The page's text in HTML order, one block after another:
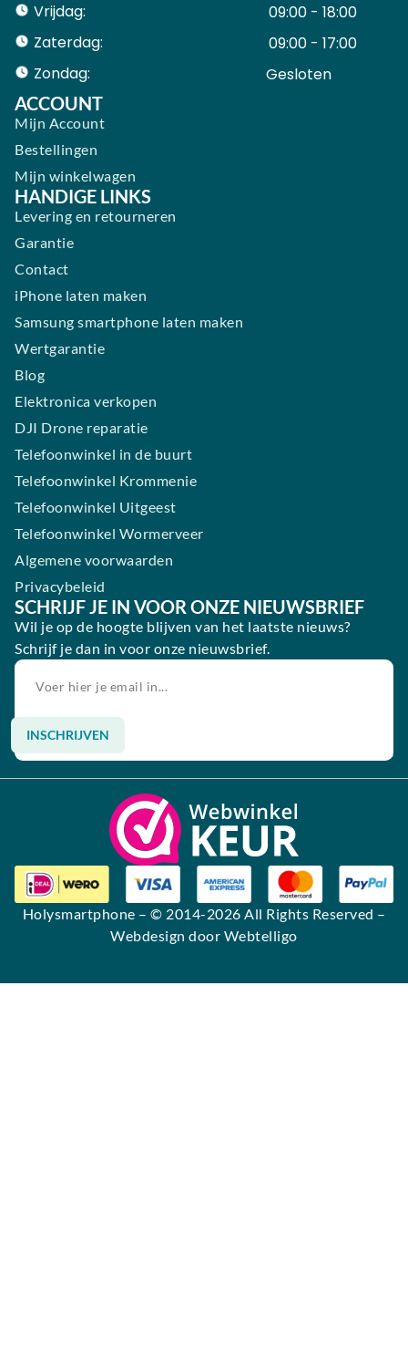
Vrijdag:
09:00 - 18:00
Zaterdag:
09:00 - 17:00
Zondag:
Gesloten ​ ​ ​ ​ ​ ​ ​
ACCOUNT
Mijn Account
Bestellingen
Mijn winkelwagen
HANDIGE LINKS
Levering en retourneren
Garantie
Contact
iPhone laten maken
Samsung smartphone laten maken
Wertgarantie
Blog
Elektronica verkopen
DJI Drone reparatie
Telefoonwinkel in de buurt
Telefoonwinkel Krommenie
Telefoonwinkel Uitgeest
Telefoonwinkel Wormerveer
Algemene voorwaarden
Privacybeleid
SCHRIJF JE IN VOOR ONZE NIEUWSBRIEF
Wil je op de hoogte blijven van het laatste nieuws?
Schrijf je dan in voor onze nieuwsbrief.
INSCHRIJVEN
Alternative:
Holysmartphone – © 2014-2026 All Rights Reserved –
Webdesign door Webtelligo